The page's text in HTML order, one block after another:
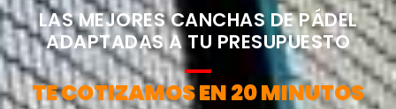
LAS MEJORES CANCHAS DE PÁDEL
ADAPTADAS A TU PRESUPUESTO
TE COTIZAMOS EN 20 MINUTOS